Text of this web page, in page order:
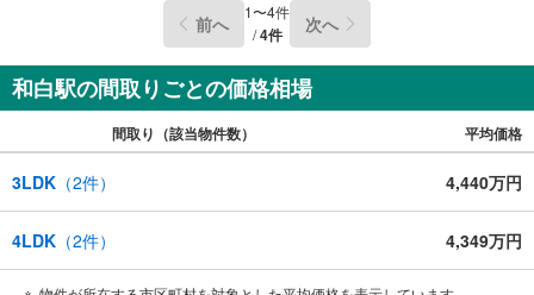
前へ 1〜4件
/4件 次へ
和白駅の間取りごとの価格相場
間取り（該当物件数） 平均価格
3LDK （2件） 4,440万円
4LDK （2件） 4,349万円